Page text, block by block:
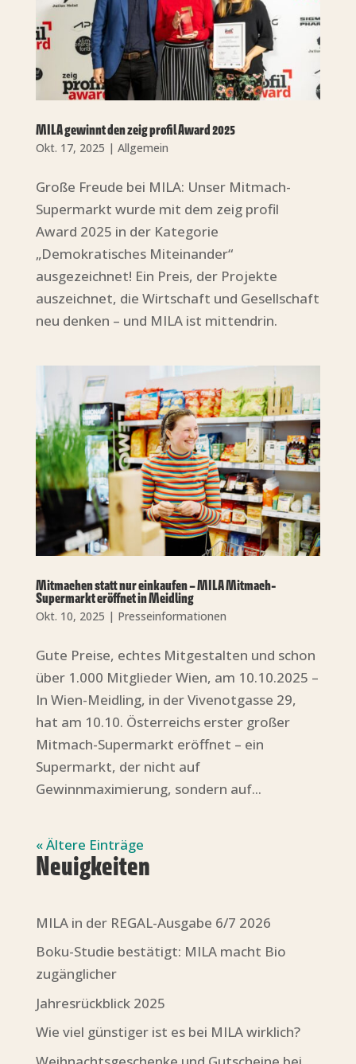
MILA gewinnt den zeig profil Award 2025
Okt. 17, 2025 | Allgemein
Große Freude bei MILA: Unser Mitmach-
Supermarkt wurde mit dem zeig profil
Award 2025 in der Kategorie
„Demokratisches Miteinander“
ausgezeichnet! Ein Preis, der Projekte
auszeichnet, die Wirtschaft und Gesellschaft
neu denken – und MILA ist mittendrin.
Mitmachen statt nur einkaufen – MILA Mitmach-
Supermarkt eröffnet in Meidling
Okt. 10, 2025 | Presseinformationen
Gute Preise, echtes Mitgestalten und schon
über 1.000 Mitglieder Wien, am 10.10.2025 –
In Wien-Meidling, in der Vivenotgasse 29,
hat am 10.10. Österreichs erster großer
Mitmach-Supermarkt eröffnet – ein
Supermarkt, der nicht auf
Gewinnmaximierung, sondern auf...
« Ältere Einträge
Neuigkeiten
MILA in der REGAL-Ausgabe 6/7 2026
Boku-Studie bestätigt: MILA macht Bio
zugänglicher
Jahresrückblick 2025
Wie viel günstiger ist es bei MILA wirklich?